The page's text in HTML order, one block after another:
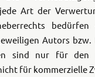
Art der
Autors bzw.
sind nur für den
für kommerzielle